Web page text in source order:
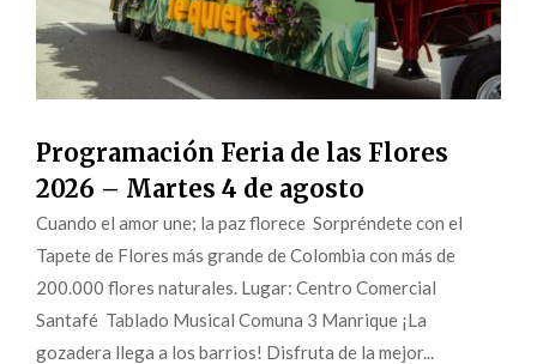
Programación Feria de las Flores
2026 – Martes 4 de agosto
Cuando el amor une; la paz florece Sorpréndete con el
Tapete de Flores más grande de Colombia con más de
200.000 flores naturales. Lugar: Centro Comercial
Santafé Tablado Musical Comuna 3 Manrique ¡La
gozadera llega a los barrios! Disfruta de la mejor...